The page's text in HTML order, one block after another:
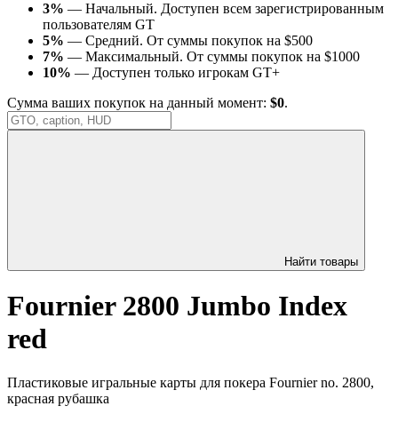
3% — Начальный. Доступен всем зарегистрированным
пользователям GT
5% — Средний. От суммы покупок на $500
7% — Максимальный. От суммы покупок на $1000
10% — Доступен только игрокам GT+
Сумма ваших покупок на данный момент: $0.
Найти товары
Fournier 2800 Jumbo Index
red
Пластиковые игральные карты для покера Fournier no. 2800,
красная рубашка